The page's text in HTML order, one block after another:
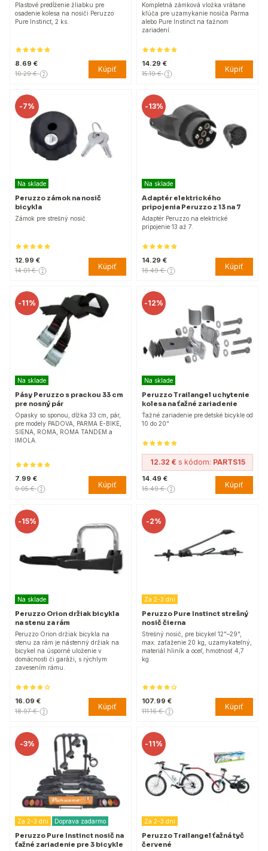
Plastové predĺženie žliabku pre
osadenie kolesa na nosiči Peruzzo
Pure Instinct, 2 ks.
8.69 €
10.29 € Kúpiť
Kompletná zámková vložka vrátane
kľúča pre uzamykanie nosiča Parma
alebo Pure Instinct na ťažnom
zariadení.
14.29 €
15.19 € Kúpiť
-7%
Na sklade
Peruzzo zámok na nosič
bicykla
Zámok pre strešný nosič.
12.99 €
14.01 € Kúpiť
-13%
Na sklade
Adaptér elektrického
pripojenia Peruzzo z 13 na 7
Adaptér Peruzzo na elektrické
pripojenie 13 až 7.
14.29 €
16.49 € Kúpiť
-11%
Na sklade
Pásy Peruzzo s prackou 33 cm
pre nosný pár
Opasky so sponou, dĺžka 33 cm, pár,
pre modely PADOVA, PARMA E-BIKE,
SIENA, ROMA, ROMA TANDEM a
IMOLA.
7.99 €
9.05 € Kúpiť
-12%
Na sklade
Peruzzo Trailangel uchytenie
kolesa na ťažné zariadenie
Ťažné zariadenie pre detské bicykle od
10 do 20"
12.32 € s kódom: PARTS15
14.49 €
16.49 € Kúpiť
-15%
Na sklade
Peruzzo Orion držiak bicykla
na stenu za rám
Peruzzo Orion držiak bicykla na
stenu za rám je nástenný držiak na
bicykel na úsporné uloženie v
domácnosti či garáži, s rýchlym
zavesením rámu.
16.09 €
18.97 € Kúpiť
-2%
Za 2-3 dni
Peruzzo Pure Instinct strešný
nosič čierna
Strešný nosič, pre bicykel 12"–29",
max. zaťaženie 20 kg, uzamykateľný,
materiál hliník a oceľ, hmotnosť 4,7
kg.
107.99 €
111.16 € Kúpiť
-3%
Za 2-3 dni Doprava zadarmo
Peruzzo Pure Instinct nosič na
ťažné zariadenie pre 3 bicykle
-11%
Za 2-3 dni
Peruzzo Trailangel ťažná tyč
červené